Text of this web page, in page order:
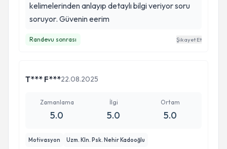
kelimelerinden anlayıp detaylı bilgi veriyor soru
soruyor. Güvenin eerim
Randevu sonrası Şikayet Et
T*** F***22.08.2025
Zamanlama
5.0
İlgi
5.0
Ortam
5.0
Motivasyon Uzm. Kln. Psk. Nehir Kadooğlu